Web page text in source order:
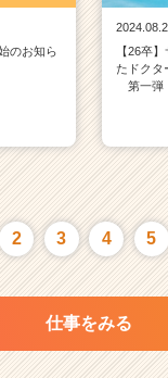
のお知ら
【26卒
たドクタ
第一弾
2 3 4 5
仕事をみる